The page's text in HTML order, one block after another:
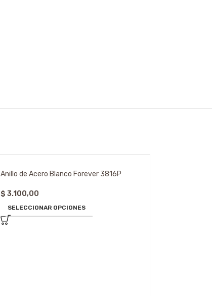
Anillo de Acero Blanco Forever 3816P
$ 3.100,00
SELECCIONAR OPCIONES